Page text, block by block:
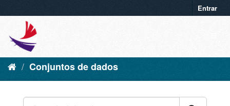
Entrar
Conjuntos de dados